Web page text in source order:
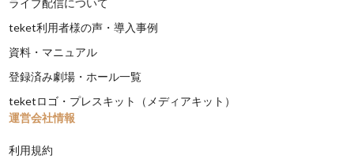
ライブ配信について
teket利用者様の声・導入事例
資料・マニュアル
登録済み劇場・ホール一覧
teketロゴ・プレスキット（メディアキット）
運営会社情報
利用規約